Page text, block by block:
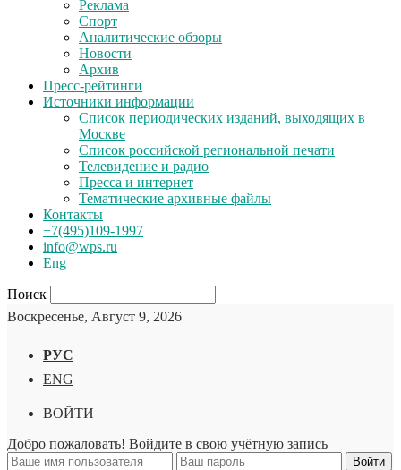
Реклама
Спорт
Аналитические обзоры
Новости
Архив
Пресс-рейтинги
Источники информации
Список периодических изданий, выходящих в
Москве
Список российской региональной печати
Телевидение и радио
Пресса и интернет
Тематические архивные файлы
Контакты
+7(495)109-1997
info@wps.ru
Eng
Поиск
Воскресенье, Август 9, 2026
РУС
ENG
ВОЙТИ
Добро пожаловать! Войдите в свою учётную запись